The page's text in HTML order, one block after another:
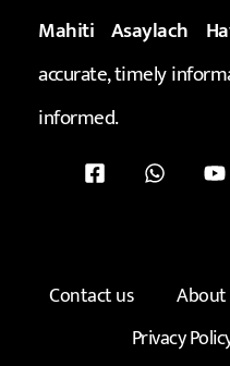
Mahiti Asaylach
accurate, timely
informed.
Contact us About
Privacy